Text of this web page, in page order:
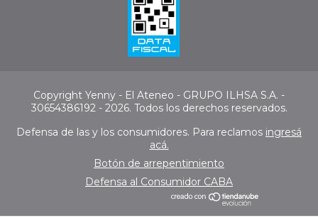
Copyright Yenny - El Ateneo - GRUPO ILHSA S.A. -
30654386192 - 2026. Todos los derechos reservados.
Defensa de las y los consumidores. Para reclamos ingresá
acá.
Botón de arrepentimiento
Defensa al Consumidor CABA